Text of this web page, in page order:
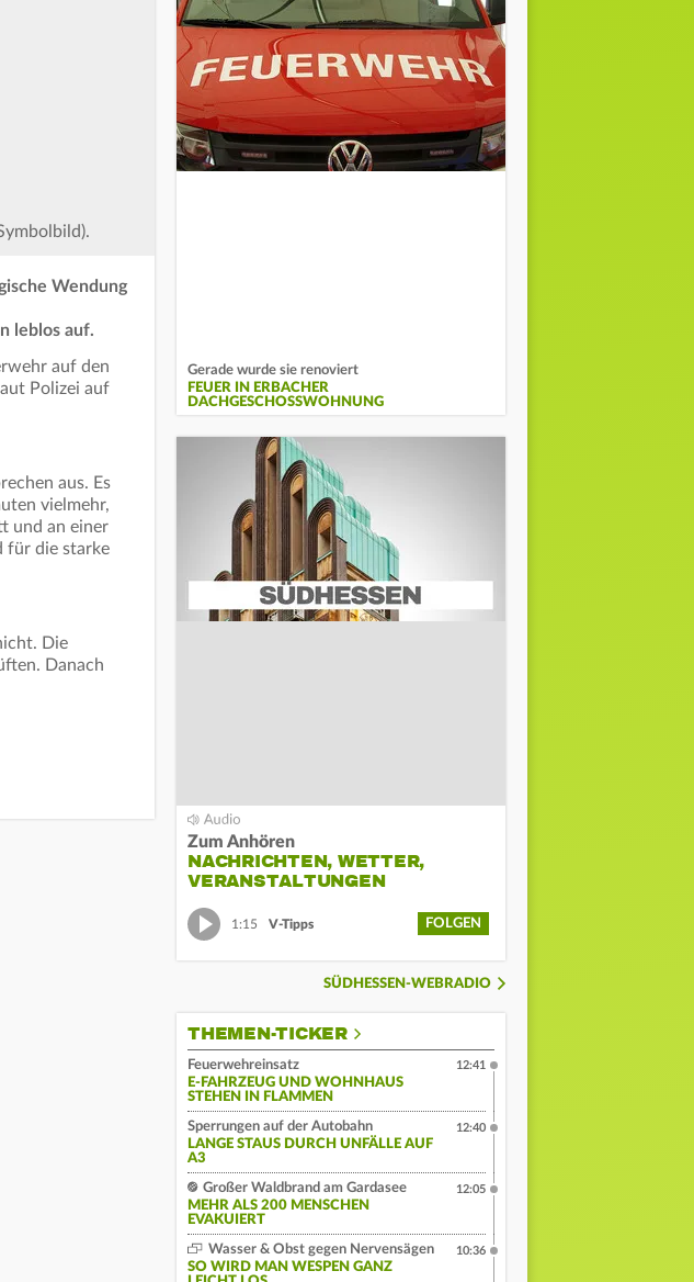
Wendung
leblos auf.
auf den
Polizei auf
aus. Es
vielmehr,
und an einer
für die starke
Die
Danach
Gerade wurde sie renoviert
FEUER IN ERBACHER
DACHGESCHOSSWOHNUNG
Zum Anhören
NACHRICHTEN, WETTER,
VERANSTALTUNGEN
1:15 V-Tipps FOLGEN
SÜDHESSEN-WEBRADIO
THEMEN-TICKER
Feuerwehreinsatz
E-FAHRZEUG UND WOHNHAUS
STEHEN IN FLAMMEN
12:41
Sperrungen auf der Autobahn
LANGE STAUS DURCH UNFÄLLE AUF
A3
12:40
Großer Waldbrand am Gardasee
MEHR ALS 200 MENSCHEN
EVAKUIERT
12:05
Wasser & Obst gegen Nervensägen
SO WIRD MAN WESPEN GANZ
10:36